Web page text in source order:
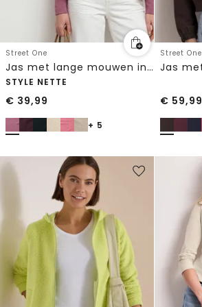
Street One
Jas met lange mouwen in gebreide look
STYLE NETTE
€ 39,99
+ 5
Street One
€ 59,99